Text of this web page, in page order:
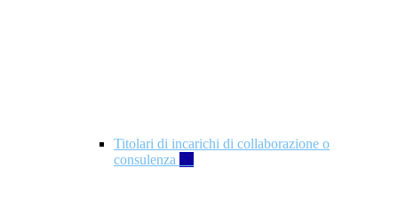
Titolari di incarichi di collaborazione o
consulenza 57